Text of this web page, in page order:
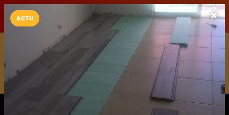
LaCarte LaCarte sur
Play Store
Installez l'App LaCarte
Téléchargez gratuitement l'app LaCarte pour suivre vos
commerces favoris et ne rien rater !
Télécharger Plus tard
ACTU